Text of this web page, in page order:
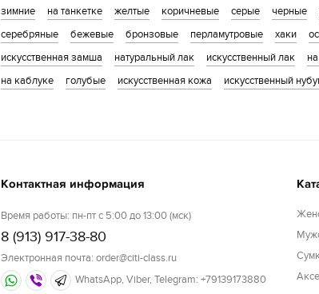
зимние на танкетке желтые коричневые серые черные
серебряные
бежевые бронзовые перламутровые хаки
искусственная замша
натуральный лак искусственный лак
на каблуке
голубые искусственная кожа искусственный
Контактная информация
Время работы: пн-пт с 5:00 до 13:00 (мск)
8 (913) 917-38-80
Электронная почта: order@citi-class.ru
WhatsApp, Viber, Telegram: +79139173880